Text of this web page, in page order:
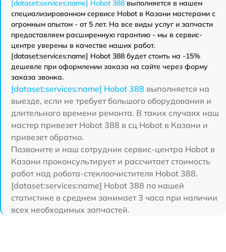
[dataset:services:name] Hobot 388 выполняется в нашем
специализированном сервисе Hobot в Казани мастерами с
огромным опытом - от 5 лет. На все виды услуг и запчасти
предоставляем расширенную гарантию - мы в сервис-
центре уверены в качестве наших работ.
[dataset:services:name] Hobot 388 будет стоить на -15%
дешевле при оформлении заказа на сайте через форму
заказа звонка.
[dataset:services:name] Hobot 388 выполняется на
выезде, если не требует большого оборудования и
длительного времени ремонта. В таких случаях наш
мастер привезет Hobot 388 в сц Hobot в Казани и
привезет обратно.
Позвоните и наш сотрудник сервис-центра Hobot в
Казани проконсультирует и рассчитает стоимость
работ над робота-стеклоочистителя Hobot 388.
[dataset:services:name] Hobot 388 по нашей
статистике в среднем занимает 3 часа при наличии
всех необходимых запчастей.